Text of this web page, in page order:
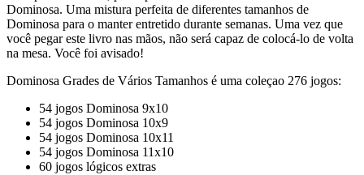
Dominosa. Uma mistura perfeita de diferentes tamanhos de
Dominosa para o manter entretido durante semanas. Uma vez que
você pegar este livro nas mãos, não será capaz de colocá-lo de volta
na mesa. Você foi avisado!
Dominosa Grades de Vários Tamanhos é uma coleçao 276 jogos:
54 jogos Dominosa 9x10
54 jogos Dominosa 10x9
54 jogos Dominosa 10x11
54 jogos Dominosa 11x10
60 jogos lógicos extras